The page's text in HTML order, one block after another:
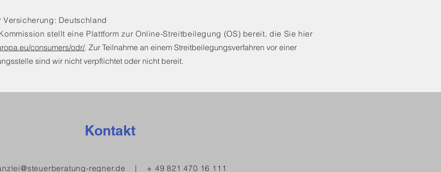
Versicherung: Deutschland
stellt eine Plattform zur Online-Streitbeilegung (OS) bereit, die Sie hier
consumers/odr/. Zur Teilnahme an einem Streitbeilegungsverfahren vor einer
sind wir nicht verpflichtet oder nicht bereit.
Kontakt
regner.de | + 49 821 470 16 111